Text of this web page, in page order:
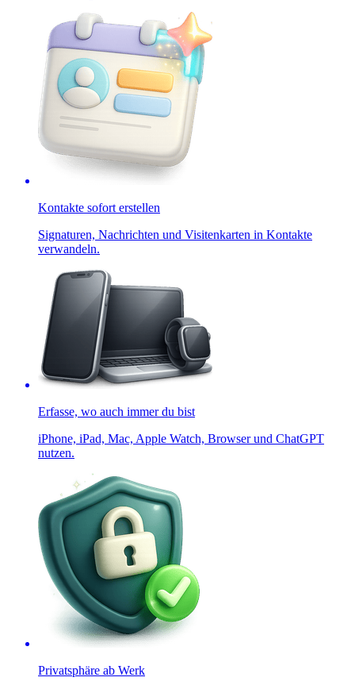
Kontakte sofort erstellen
Signaturen, Nachrichten und Visitenkarten in Kontakte
verwandeln.
Erfasse, wo auch immer du bist
iPhone, iPad, Mac, Apple Watch, Browser und ChatGPT
nutzen.
Privatsphäre ab Werk